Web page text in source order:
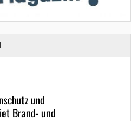
und
Brand- und